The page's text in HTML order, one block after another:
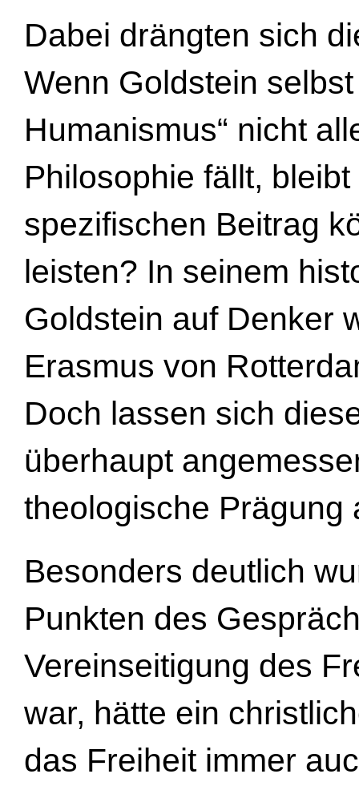
Dabei drängten sich
Wenn Goldstein
Humanismus“ nicht
Philosophie fällt,
spezifischen Beitrag
leisten? In seinem
Goldstein auf Denker
Erasmus von
Doch lassen sich
überhaupt
theologische Prägung
Besonders deutlich
Punkten des
Vereinseitigung des
war, hätte ein
das Freiheit immer